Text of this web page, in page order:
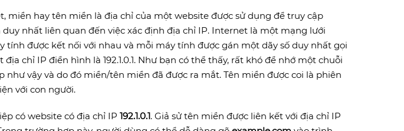
miền hay tên miền là địa chỉ của một website được sử dụng để truy cập
nhất liên quan đến việc xác định địa chỉ IP. Internet là một mạng lưới
tính được kết nối với nhau và mỗi máy tính được gán một dãy số duy nhất gọi
địa chỉ IP điển hình là 192.1.0.1. Như bạn có thể thấy, rất khó để nhớ một chuỗi
như vậy và do đó miền/tên miền đã được ra mắt. Tên miền được coi là phiên
với con người.
có website có địa chỉ IP 192.1.0.1. Giả sử tên miền được liên kết với địa chỉ IP